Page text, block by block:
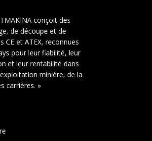
conçoit des
de découpe et de
CE et ATEX, reconnues
pour leur fiabilité, leur
et leur rentabilité dans
minière, de la
carrières. »